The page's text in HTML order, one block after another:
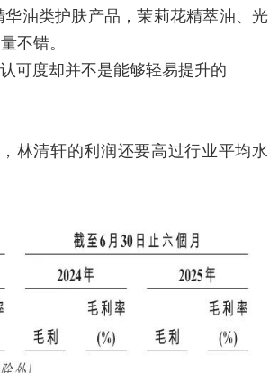
类护肤产品，茉莉花精萃油、光
不错。
可度却并不是能够轻易提升的
清轩的利润还要高过行业平均水